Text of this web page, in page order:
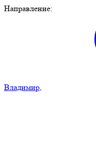
Направление:
Владимир,